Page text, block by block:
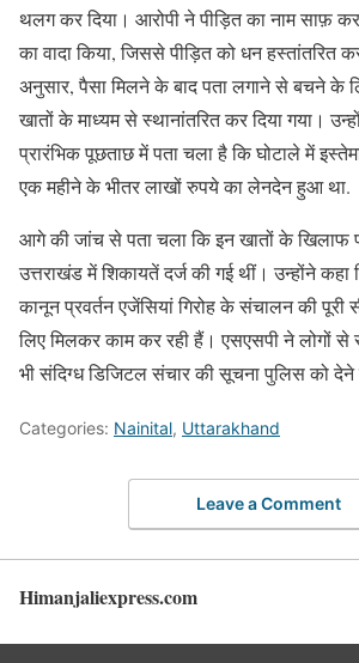
थलग कर दिया। आरोपी ने पीड़ित का नाम साफ़
का वादा किया, जिससे पीड़ित को धन हस्तांतरित
अनुसार, पैसा मिलने के बाद पता लगाने से बचने के
खातों के माध्यम से स्थानांतरित कर दिया गया।
प्रारंभिक पूछताछ में पता चला है कि घोटाले में
एक महीने के भीतर लाखों रुपये का लेनदेन हुआ था.
आगे की जांच से पता चला कि इन खातों के खिलाफ
उत्तराखंड में शिकायतें दर्ज की गई थीं। उन्होंने कहा
कानून प्रवर्तन एजेंसियां ​​गिरोह के संचालन की पूरी
लिए मिलकर काम कर रही हैं। एसएसपी ने लोगों
भी संदिग्ध डिजिटल संचार की सूचना पुलिस को
Categories: Nainital, Uttarakhand
Leave a Comment
Himanjaliexpress.com